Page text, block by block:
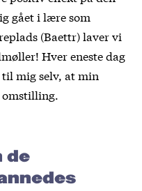
gået i lære som
(Baettr) laver vi
Hver eneste dag
til mig selv, at min
omstilling.
de